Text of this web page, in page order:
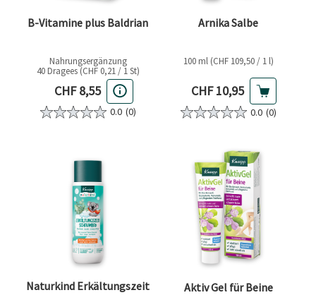
B-Vitamine plus Baldrian
Nahrungsergänzung
40 Dragees (CHF 0,21 / 1 St)
Aktueller Preis
CHF 8,55
0.0 (0)
Arnika Salbe
100 ml (CHF 109,50 / 1 l)
Aktueller Preis
CHF 10,95
0.0 (0)
Naturkind Erkältungszeit
Aktiv Gel für Beine